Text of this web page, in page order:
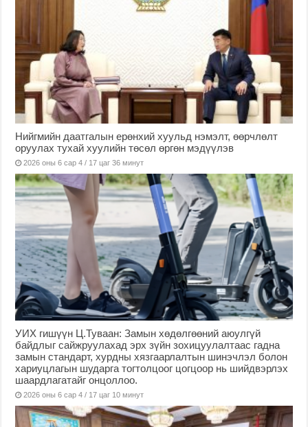
Нийгмийн даатгалын ерөнхий хуульд нэмэлт, өөрчлөлт
оруулах тухай хуулийн төсөл өргөн мэдүүлэв
2026 оны 6 сар 4 / 17 цаг 36 минут
УИХ гишүүн Ц.Туваан: Замын хөдөлгөөний аюулгүй
байдлыг сайжруулахад эрх зүйн зохицуулалтаас гадна
замын стандарт, хурдны хязгаарлалтын шинэчлэл болон
хариуцлагын шударга тогтолцоог цогцоор нь шийдвэрлэх
шаардлагатайг онцоллоо.
2026 оны 6 сар 4 / 17 цаг 10 минут